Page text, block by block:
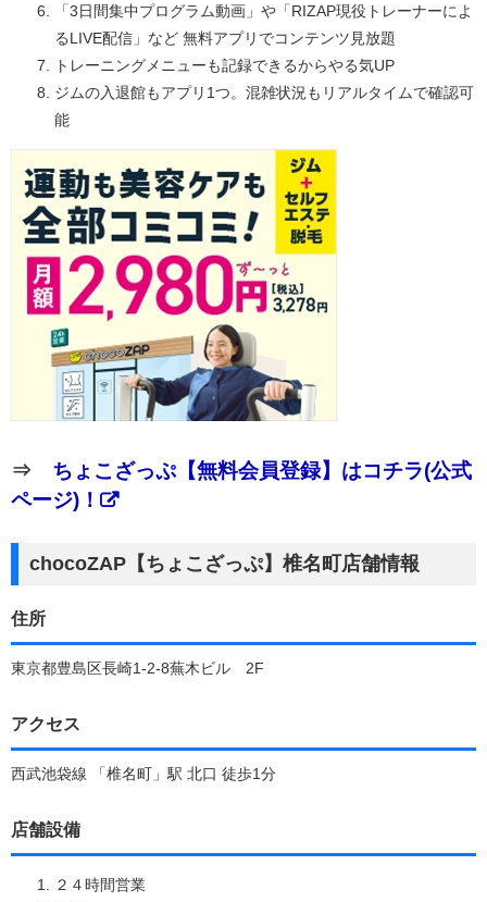
「3日間集中プログラム動画」や「RIZAP現役トレーナーによ
るLIVE配信」など 無料アプリでコンテンツ見放題
トレーニングメニューも記録できるからやる気UP
ジムの入退館もアプリ1つ。混雑状況もリアルタイムで確認可
能
⇒ ちょこざっぷ【無料会員登録】はコチラ(公式
ページ)！
chocoZAP【ちょこざっぷ】椎名町店舗情報
住所
東京都豊島区長崎1-2-8蕪木ビル 2F
アクセス
西武池袋線 「椎名町」駅 北口 徒歩1分
店舗設備
２４時間営業